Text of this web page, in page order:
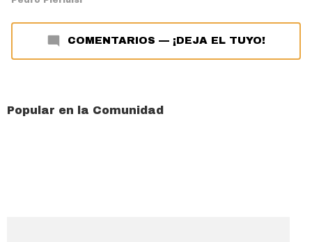
COMENTARIOS — ¡DEJA EL TUYO!
Popular en la Comunidad